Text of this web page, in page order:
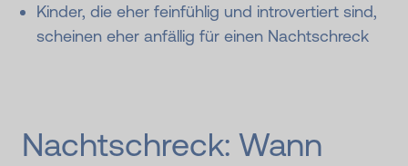
Kinder, die eher feinfühlig und introvertiert sind,
scheinen eher anfällig für einen Nachtschreck
Nachtschreck: Wann